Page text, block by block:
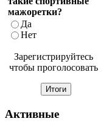
мажоретки?
Да
Нет
Зарегистрируйтесь
чтобы проголосовать
Активные